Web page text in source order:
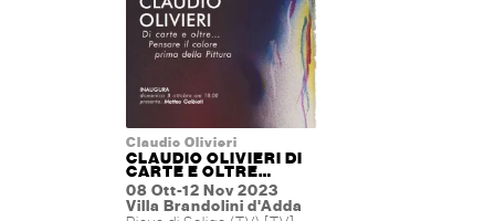
Claudio Olivieri
CLAUDIO OLIVIERI DI
CARTE E OLTRE…
08 Ott-12 Nov 2023
Villa Brandolini d'Adda